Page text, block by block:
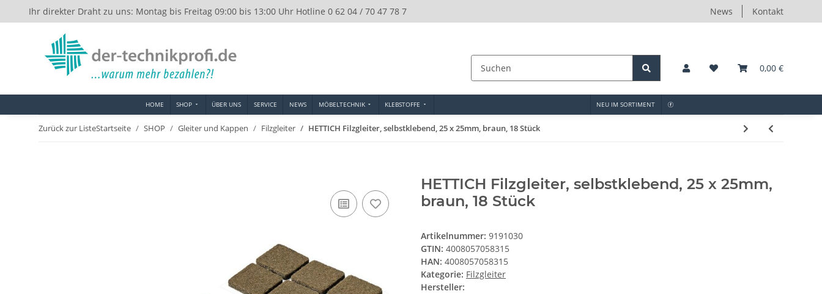
Ihr direkter Draht zu uns: Montag bis Freitag 09:00 bis 13:00 Uhr Hotline 0 62 04 / 70 47 78 7 News Kontakt
0,00 €
HOME SHOP ÜBER UNS SERVICE NEWS MÖBELTECHNIK KLEBSTOFFE NEU IM SORTIMENT
Zurück zur ListeStartseite SHOP Gleiter und Kappen Filzgleiter HETTICH Filzgleiter, selbstklebend, 25 x 25mm, braun, 18 Stück
HETTICH Filzgleiter, selbstklebend, 25 x 25mm,
braun, 18 Stück
Artikelnummer: 9191030
GTIN: 4008057058315
HAN: 4008057058315
Kategorie: Filzgleiter
Hersteller: